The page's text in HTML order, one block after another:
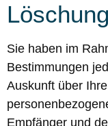
Löschung
Sie haben im
Bestimmungen
Auskunft über
Empfänger und